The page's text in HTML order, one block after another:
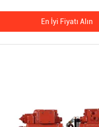
En İyi Fiyatı Alın